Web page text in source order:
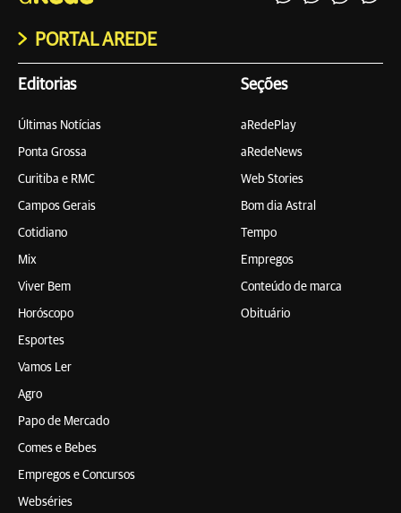
PORTAL AREDE
Editorias
Últimas Notícias
Ponta Grossa
Curitiba e RMC
Campos Gerais
Cotidiano
Mix
Viver Bem
Horóscopo
Esportes
Vamos Ler
Agro
Papo de Mercado
Comes e Bebes
Empregos e Concursos
Webséries
Seções
aRedePlay
aRedeNews
Web Stories
Bom dia Astral
Tempo
Empregos
Conteúdo de marca
Obituário